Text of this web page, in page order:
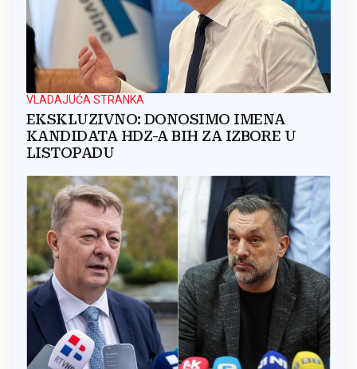
VLADAJUĆA STRANKA
EKSKLUZIVNO: DONOSIMO IMENA
KANDIDATA HDZ-A BIH ZA IZBORE U
LISTOPADU